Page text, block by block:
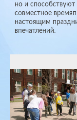
но и
совместное
настоящим
впечатлений.